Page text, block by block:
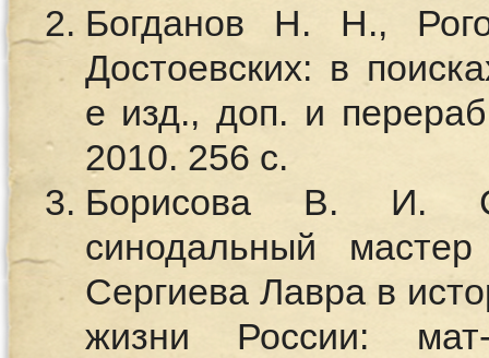
Богданов Н. Н.,
Достоевских: в
е изд., доп. и
2010. 256 с.
Борисова В. И.
синодальный
Сергиева Лавра в
жизни России: